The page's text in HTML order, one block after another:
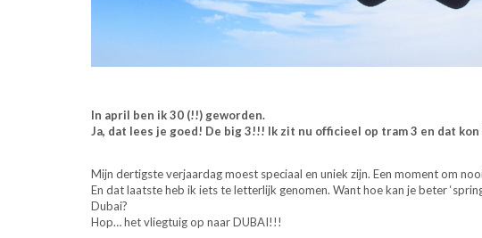
In april ben ik 30 (!!) geworden.
Ja, dat lees je goed! De big 3!!! Ik zit nu officieel op tram 3 en dat
Mijn dertigste verjaardag moest speciaal en uniek zijn. Een moment om
En dat laatste heb ik iets te letterlijk genomen. Want hoe kan je beter
Dubai?
Hop… het vliegtuig op naar DUBAI!!!